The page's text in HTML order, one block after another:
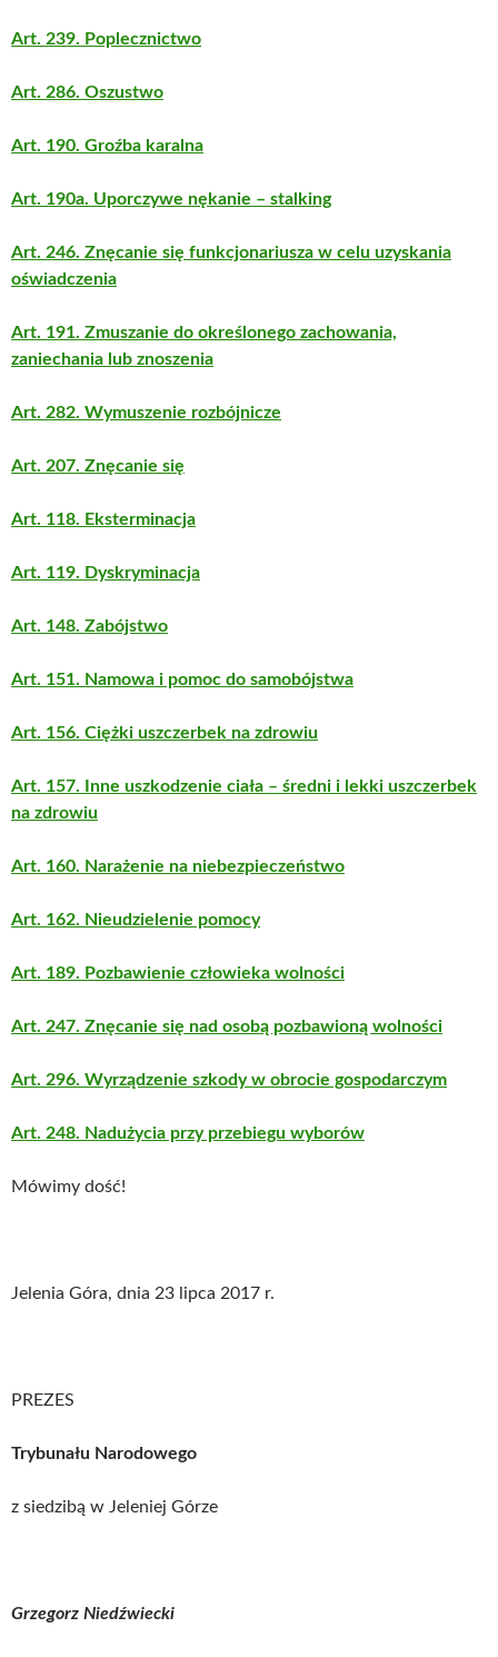
Art. 239. Poplecznictwo
Art. 286. Oszustwo
Art. 190. Groźba karalna
Art. 190a. Uporczywe nękanie – stalking
Art. 246. Znęcanie się funkcjonariusza w celu uzyskania
oświadczenia
Art. 191. Zmuszanie do określonego zachowania,
zaniechania lub znoszenia
Art. 282. Wymuszenie rozbójnicze
Art. 207. Znęcanie się
Art. 118. Eksterminacja
Art. 119. Dyskryminacja
Art. 148. Zabójstwo
Art. 151. Namowa i pomoc do samobójstwa
Art. 156. Ciężki uszczerbek na zdrowiu
Art. 157. Inne uszkodzenie ciała – średni i lekki uszczerbek
na zdrowiu
Art. 160. Narażenie na niebezpieczeństwo
Art. 162. Nieudzielenie pomocy
Art. 189. Pozbawienie człowieka wolności
Art. 247. Znęcanie się nad osobą pozbawioną wolności
Art. 296. Wyrządzenie szkody w obrocie gospodarczym
Art. 248. Nadużycia przy przebiegu wyborów
Mówimy dość!
Jelenia Góra, dnia 23 lipca 2017 r.
PREZES
Trybunału Narodowego
z siedzibą w Jeleniej Górze
Grzegorz Niedźwiecki